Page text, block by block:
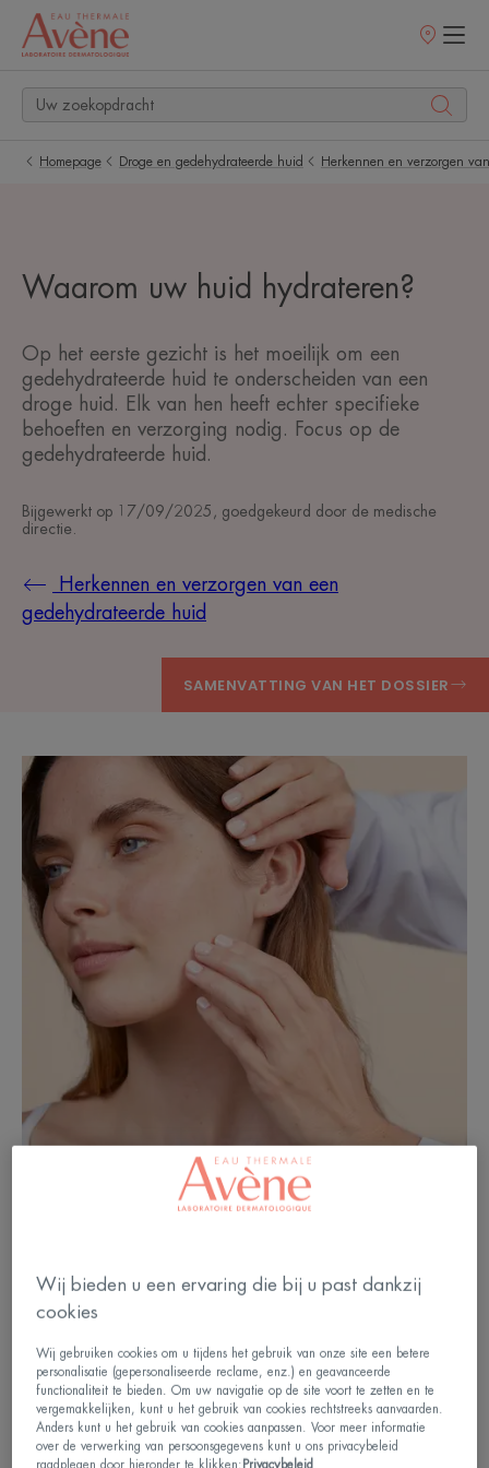
Homepage Droge en gedehydrateerde huid Herkennen en verzorgen
Waarom uw huid hydrateren?
Op het eerste gezicht is het moeilijk om een
gedehydrateerde huid te onderscheiden van een
droge huid. Elk van hen heeft echter specifieke
behoeften en verzorging nodig. Focus op de
gedehydrateerde huid.
Bijgewerkt op 17/09/2025 , goedgekeurd door de medische
directie
Herkennen en verzorgen van een
gedehydrateerde huid
SAMENVATTING VAN HET DOSSIER
A: Droge huid - B : Normale huid 1- Onderhuid 2-
Waarom is mijn huid
gedehydrateerd?
Ongeveer 70% van onze huid bestaat uit water,
Wij bieden u een ervaring die bij u past dankzij
cookies
Wij gebruiken cookies om u tijdens het gebruik van onze site een betere
personalisatie (gepersonaliseerde reclame, enz.) en geavanceerde
functionaliteit te bieden. Om uw navigatie op de site voort te zetten en te
vergemakkelijken, kunt u het gebruik van cookies rechtstreeks aanvaarden.
Anders kunt u het gebruik van cookies aanpassen. Voor meer informatie
over de verwerking van persoonsgegevens kunt u ons privacybeleid
raadplegen door hieronder te klikken: Privacybeleid